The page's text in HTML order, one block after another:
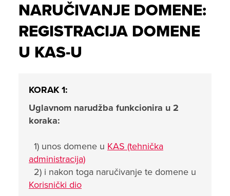
NARUČIVANJE DOMENE:
REGISTRACIJA DOMENE
U KAS-U
KORAK 1:
Uglavnom narudžba funkcionira u 2
koraka:
1) unos domene u KAS (tehnička
administracija)
2) i nakon toga naručivanje te domene u
Korisnički dio